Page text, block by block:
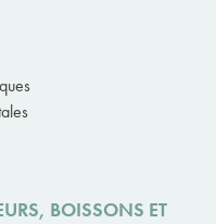
BOISSONS ET